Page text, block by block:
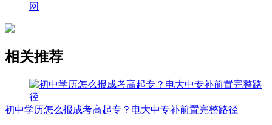
网
相关推荐
初中学历怎么报成考高起专？电大中专补前置完整路径